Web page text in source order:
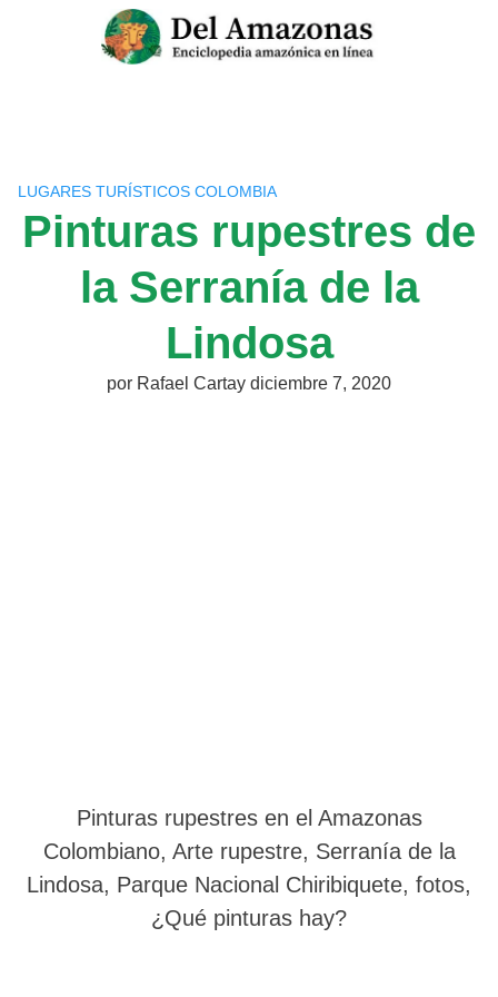
LUGARES TURÍSTICOS COLOMBIA
Pinturas rupestres de
la Serranía de la
Lindosa
por Rafael Cartay diciembre 7, 2020
Pinturas rupestres en el Amazonas
Colombiano, Arte rupestre, Serranía de la
Lindosa, Parque Nacional Chiribiquete, fotos,
¿Qué pinturas hay?